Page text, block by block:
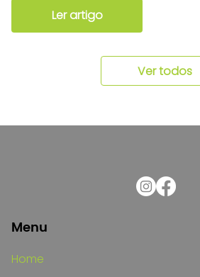
Ler artigo
Ver todos
Menu
Home